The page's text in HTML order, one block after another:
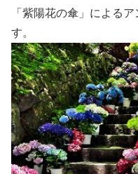
「紫陽花の傘」による
す。